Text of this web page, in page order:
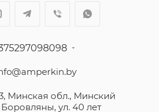
Минская обл., Минский
Боровляны, ул. 40 лет